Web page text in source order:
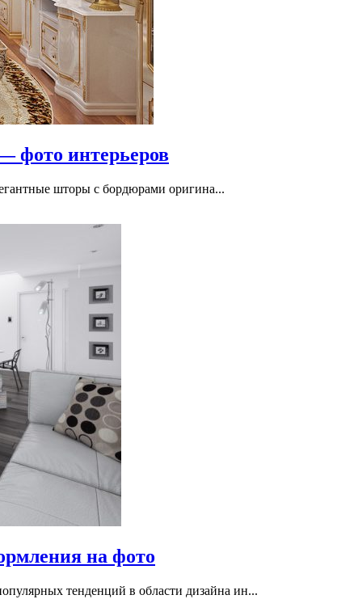
фото интерьеров
шторы с бордюрами оригина...
на фото
тенденций в области дизайна ин...